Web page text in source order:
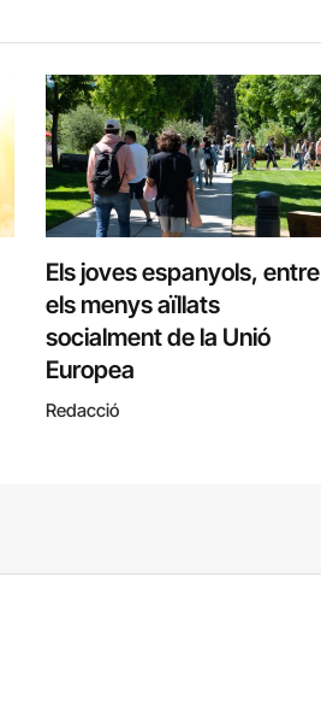
Els joves espanyols, entre
els menys aïllats
socialment de la Unió
Europea
Redacció